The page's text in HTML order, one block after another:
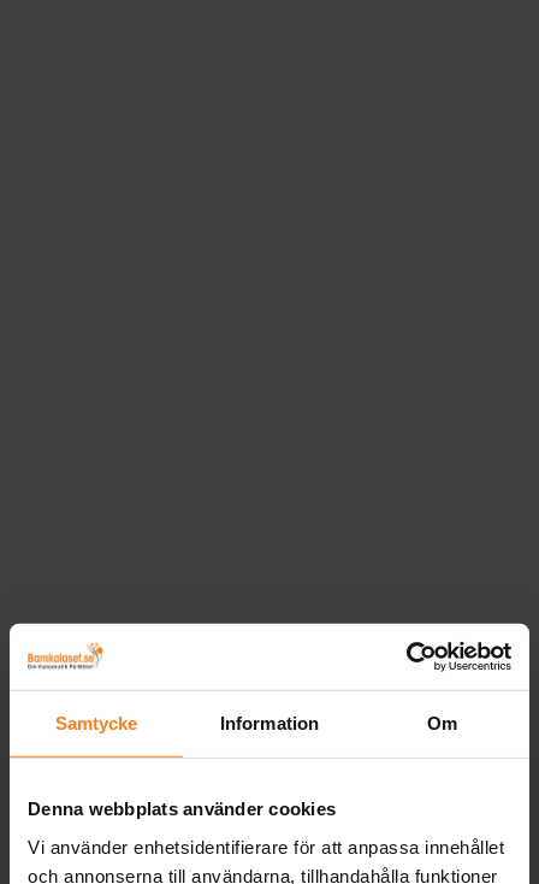
Samtycke Information Om
Denna webbplats använder cookies
Vi använder enhetsidentifierare för att anpassa innehållet
och annonserna till användarna, tillhandahålla funktioner